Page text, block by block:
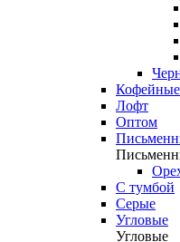
Кофейные
Лофт
Оптом
С тумбой
Серые
Угловые
Угловые